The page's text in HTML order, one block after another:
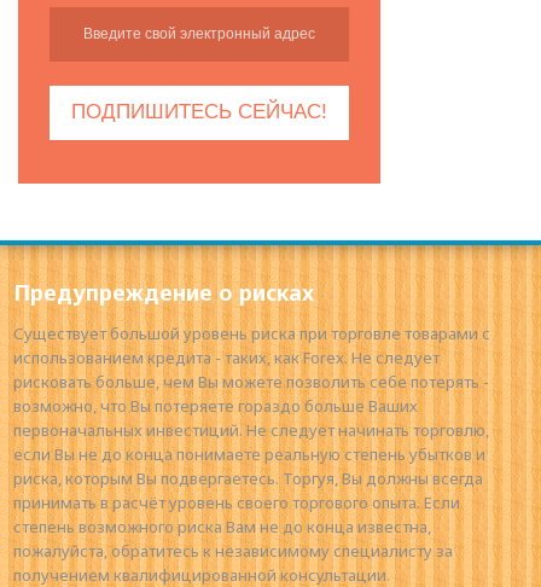
Предупреждение о рисках
Существует большой уровень риска при торговле товарами с
использованием кредита - таких, как Forex. Не следует
рисковать больше, чем Вы можете позволить себе потерять -
возможно, что Вы потеряете гораздо больше Ваших
первоначальных инвестиций. Не следует начинать торговлю,
если Вы не до конца понимаете реальную степень убытков и
риска, которым Вы подвергаетесь. Торгуя, Вы должны всегда
принимать в расчёт уровень своего торгового опыта. Если
степень возможного риска Вам не до конца известна,
пожалуйста, обратитесь к независимому специалисту за
получением квалифицированной консультации.